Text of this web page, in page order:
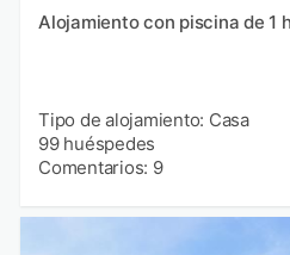
Alojamiento con piscina de 1
Tipo de alojamiento: Casa
99 huéspedes
Comentarios: 9